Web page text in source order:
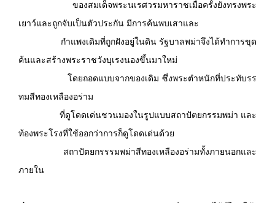
ของสมเด็จพระนเรศวรมหาราชเมื่อครั้งยังทรงพระ
เยาว์และถูกจับเป็นตัวประกัน มีการค้นพบเสาและ
กำแพงเดิมที่ถูกฝังอยู่ในดิน รัฐบาลพม่าจึงได้ทำการขุด
ค้นและสร้างพระราชวังบุเรงนองขึ้นมาใหม่
โดยถอดแบบจากของเดิม ซึ่งพระตำหนักที่ประทับรร
ทมสีทองเหลืองอร่าม
ที่ดูโดดเด่นชวนมองในรูปแบบสถาปัตยกรรมพม่า และ
ท้องพระโรงที่ใช้ออกว่าการก็ดูโดดเด่นด้วย
สถาปัตยกรรรมพม่าสีทองเหลืองอร่ามทั้งภายนอกและ
ภายใน